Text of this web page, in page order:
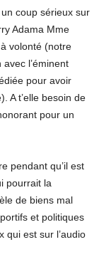
coup sérieux sur
Adama Mme
volonté (notre
l’éminent
pour avoir
A t’elle besoin de
pour un
pendant qu’il est
pourrait la
de biens mal
et politiques
qui est sur l’audio